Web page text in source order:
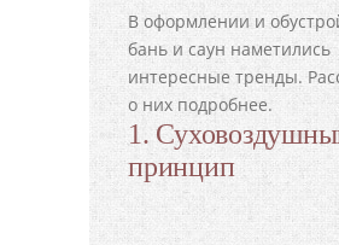
В оформлении и
бань и саун наметились
интересные тренды.
о них подробнее.
1.
принцип